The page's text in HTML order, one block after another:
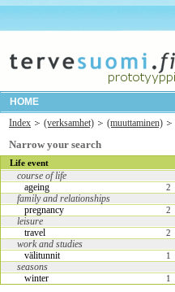
HOME
Index
(verksamhet) (muuttaminen)
Narrow your search
Life event
course of life
ageing
2
family and relationships
pregnancy
2
leisure
travel
2
work and studies
välitunnit
1
seasons
winter
1